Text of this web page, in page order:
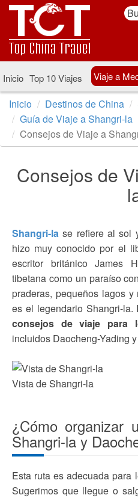
Inicio Top 10 Viajes Viaje a
Inicio Destinos de China
Guía de Viaje a Shangri-la
Consejos de Viaje a
Consejos de
Shangri-la se refiere al sol
hizo muy conocido por el
escritor británico James
tibetana como un paraíso
praderas, pequeños lagos
es el legendario Shangri-la.
consejos de viaje para
incluidos Daocheng-Yading
Vista de Shangri-la
¿Cómo organizar
Shangri-la y
Esta ruta es adecuada para
Sugerimos que llegue o